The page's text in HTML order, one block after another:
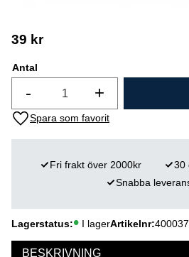
39 kr
Antal
+
-
Lägg till i favoriter
Lagerstatus I lagerArtikelnr
Fri frakt över 2000kr
30
Snabba
BESKRIVNING